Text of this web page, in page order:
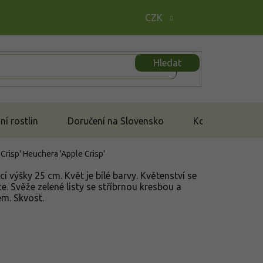
CZK
Hledat
rostlin Doručení na Slovensko Kontakt
Heuchera 'Apple Crisp'
výšky 25 cm. Květ je bílé barvy. Květenství se
Svěže zelené listy se stříbrnou kresbou a
Skvost.